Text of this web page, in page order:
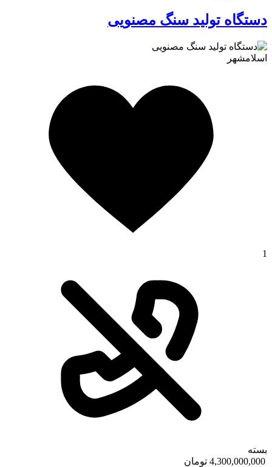
دستگاه تولید سنگ مصنویی
اسلامشهر
بسته
4,300,000,000 تومان